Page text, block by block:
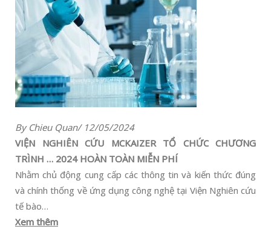
By Chieu Quan/ 12/05/2024
VIỆN NGHIÊN CỨU MCKAIZERTỔ CHỨC CHƯƠNG
TRÌNH … 2024 HOÀN TOÀN MIỄN PHÍ
Nhằm chủ động cung cấp các thông tin và kiến thức đúng
và chính thống về ứng dụng công nghệ tại Viện Nghiên cứu
tế bào…
Xem thêm